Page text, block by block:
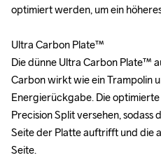
optimiert werden, um ein
Ultra Carbon Plate™
Die dünne Ultra Carbon Plate™
Carbon wirkt wie ein Trampolin
Energierückgabe. Die
Precision Split versehen,
Seite der Platte auftrifft und die
Seite.
optimiert werden, um ein
Ultra Carbon Plate™
Die dünne Ultra Carbon Plate™
Carbon wirkt wie ein Trampolin
Energierückgabe. Die
Precision Split versehen,
Seite der Platte auftrifft und die
Seite.